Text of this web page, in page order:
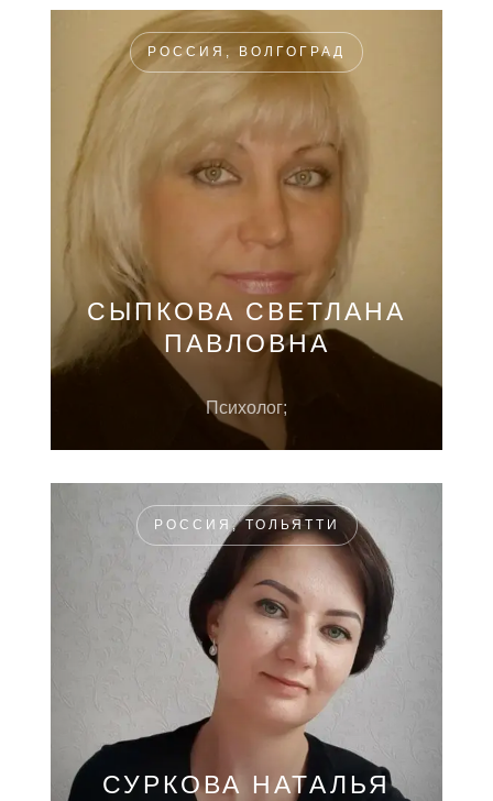
РОССИЯ, ВОЛГОГРАД
СЫПКОВА СВЕТЛАНА
ПАВЛОВНА
Психолог;
РОССИЯ, ТОЛЬЯТТИ
СУРКОВА НАТАЛЬЯ